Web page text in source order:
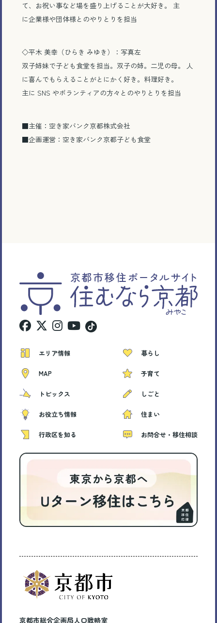
て、お祝い事など場を盛り上げることが大好き。 主
に企業様や団体様とのやりとりを担当
◇平木 美幸（ひらき みゆき）：写真左
双子姉妹で子ども食堂を担当。双子の姉。二児の母。 人
に喜んでもらえることがとにかく好き。料理好き。
主に SNS やボランティアの方々とのやりとりを担当
■主催：空き家バンク京都株式会社
■企画運営：空き家バンク京都子ども食堂
エリア情報
MAP
トピックス
お役立ち情報
行政区を知る
暮らし
子育て
しごと
住まい
お問合せ・移住相談
京都市総合企画局人口戦略室